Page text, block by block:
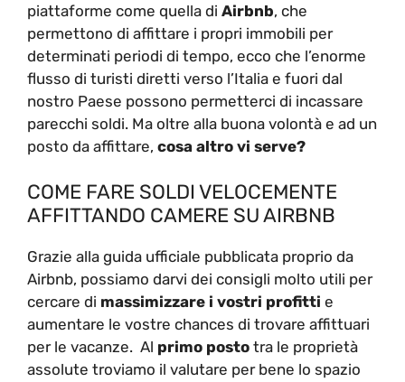
piattaforme come quella di Airbnb, che
permettono di affittare i propri immobili per
determinati periodi di tempo, ecco che l’enorme
flusso di turisti diretti verso l’Italia e fuori dal
nostro Paese possono permetterci di incassare
parecchi soldi. Ma oltre alla buona volontà e ad un
posto da affittare, cosa altro vi serve?
COME FARE SOLDI VELOCEMENTE
AFFITTANDO CAMERE SU AIRBNB
Grazie alla guida ufficiale pubblicata proprio da
Airbnb, possiamo darvi dei consigli molto utili per
cercare di massimizzare i vostri profitti e
aumentare le vostre chances di trovare affittuari
per le vacanze. Al primo posto tra le proprietà
assolute troviamo il valutare per bene lo spazio